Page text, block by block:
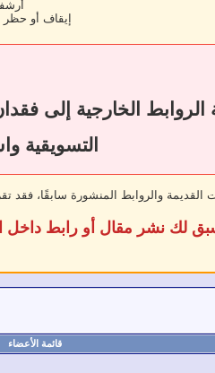
إيقاف أو حظر
التسويقية
القديمة والروابط المنشورة سابقًا،
سبق لك نشر مقال أو رابط
قائمة الأعضاء